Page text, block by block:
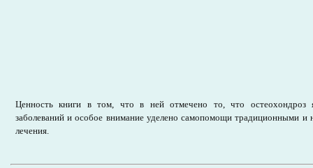
Ценность книги в том, что в ней отмечено то, что остеохондроз
заболеваний и особое внимание уделено самопомощи традиционными и
лечения.